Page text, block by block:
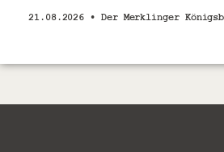
21.08.2026 • Der Merklinger